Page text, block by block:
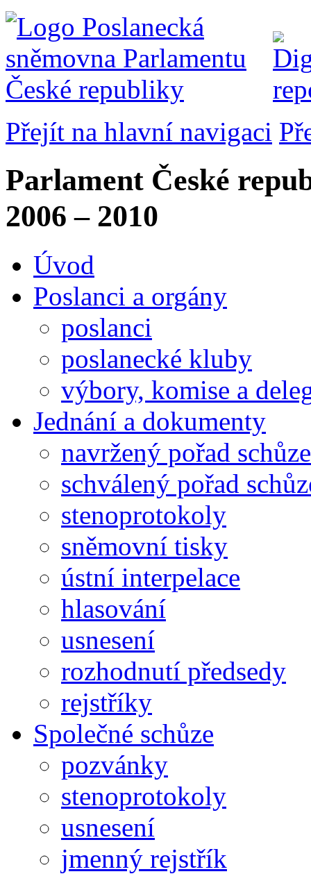
Přejít na hlavní navigaci
Parlament České
2006 – 2010
Úvod
Poslanci a orgány
poslanci
poslanecké kluby
výbory, komise a
Jednání a dokumenty
navržený pořad schůze
schválený pořad
stenoprotokoly
sněmovní tisky
ústní interpelace
hlasování
usnesení
rozhodnutí předsedy
rejstříky
Společné schůze
pozvánky
stenoprotokoly
usnesení
jmenný rejstřík